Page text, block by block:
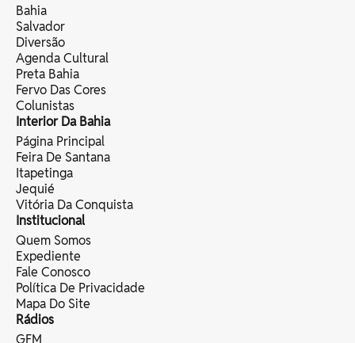
Bahia
Salvador
Diversão
Agenda Cultural
Preta Bahia
Fervo Das Cores
Colunistas
Interior Da Bahia
Página Principal
Feira De Santana
Itapetinga
Jequié
Vitória Da Conquista
Institucional
Quem Somos
Expediente
Fale Conosco
Política De Privacidade
Mapa Do Site
Rádios
GFM